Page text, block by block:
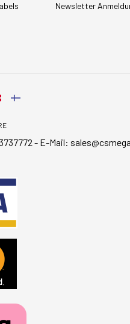
Newsletter
- E-Mail: